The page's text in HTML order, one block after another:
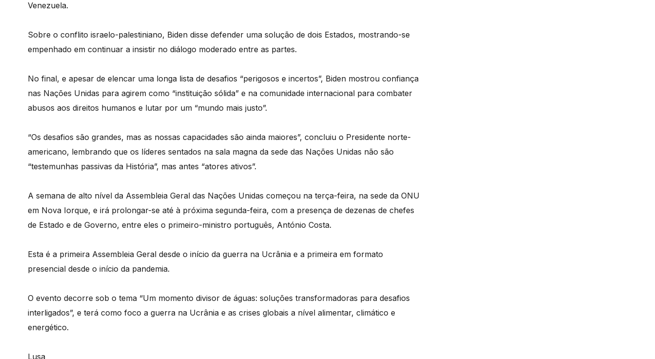
Venezuela.
Sobre o conflito israelo-palestiniano, Biden disse defender uma solução de dois Estados, mostrando-se
empenhado em continuar a insistir no diálogo moderado entre as partes.
No final, e apesar de elencar uma longa lista de desafios “perigosos e incertos”, Biden mostrou confiança
nas Nações Unidas para agirem como “instituição sólida” e na comunidade internacional para combater
abusos aos direitos humanos e lutar por um “mundo mais justo”.
“Os desafios são grandes, mas as nossas capacidades são ainda maiores”, concluiu o Presidente norte-
americano, lembrando que os líderes sentados na sala magna da sede das Nações Unidas não são
“testemunhas passivas da História”, mas antes “atores ativos”.
A semana de alto nível da Assembleia Geral das Nações Unidas começou na terça-feira, na sede da ONU
em Nova Iorque, e irá prolongar-se até à próxima segunda-feira, com a presença de dezenas de chefes
de Estado e de Governo, entre eles o primeiro-ministro português, António Costa.
Esta é a primeira Assembleia Geral desde o início da guerra na Ucrânia e a primeira em formato
presencial desde o início da pandemia.
O evento decorre sob o tema “Um momento divisor de águas: soluções transformadoras para desafios
interligados”, e terá como foco a guerra na Ucrânia e as crises globais a nível alimentar, climático e
energético.
Lusa